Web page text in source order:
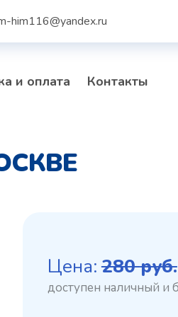
him116@yandex.ru
и оплата Контакты
Цена: 280руб.